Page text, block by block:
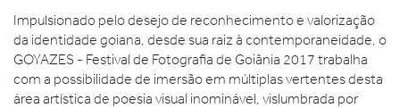
Impulsionado pelo desejo de reconhecimento e valorização
da identidade goiana, desde sua raiz à contemporaneidade, o
GOYAZES - Festival de Fotografia de Goiânia 2017 trabalha
com a possibilidade de imersão em múltiplas vertentes desta
área artística de poesia visual inominável, vislumbrada por